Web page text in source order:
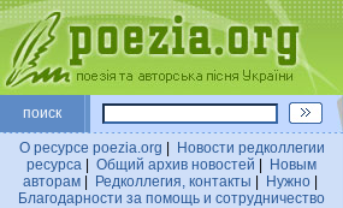
поиск
О ресурсе poezia.org
Новости редколлегии
ресурса
Общий архив новостей
Новым
авторам| Редколлегия, контакты Нужно|
Благодарности за помощь и сотрудничество